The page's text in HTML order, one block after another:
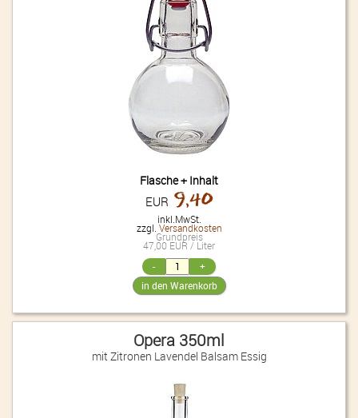
Flasche + Inhalt
EUR 9,40
inkl.MwSt.
zzgl. Versandkosten
Grundpreis
47,00 EUR / Liter
Opera 350ml
mit Zitronen Lavendel Balsam Essig